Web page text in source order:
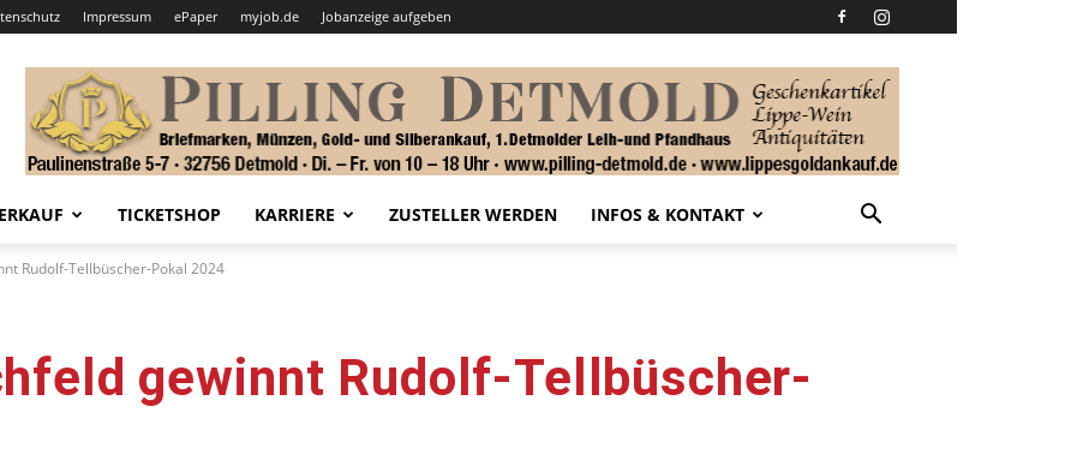
Impressum ePaper myjob.de Jobanzeige aufgeben
TICKETSHOP KARRIERE ZUSTELLER WERDEN INFOS & KONTAKT
Rudolf-Tellbüscher-Pokal 2024
gewinnt Rudolf-Tellbüscher-